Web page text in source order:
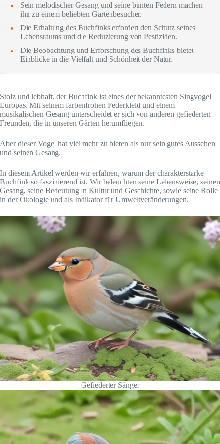
Sein melodischer Gesang und seine bunten Federn machen
ihn zu einem beliebten Gartenbesucher.
Die Erhaltung des Buchfinks erfordert den Schutz seines
Lebensraums und die Reduzierung von Pestiziden.
Die Beobachtung und Erforschung des Buchfinks bietet
Einblicke in die Vielfalt und Schönheit der Natur.
Stolz und lebhaft, der Buchfink ist eines der bekanntesten Singvogel
Europas. Mit seinem farbenfrohen Federkleid und einem
musikalischen Gesang unterscheidet er sich von anderen gefiederten
Freunden, die in unseren Gärten herumfliegen.
Aber dieser Vogel hat viel mehr zu bieten als nur sein gutes Aussehen
und seinen Gesang.
In diesem Artikel werden wir erfahren, warum der charakterstarke
Buchfink so faszinierend ist. Wir beleuchten seine Lebensweise, seinen
Gesang, seine Bedeutung in Kultur und Geschichte, sowie seine Rolle
in der Ökologie und als Indikator für Umweltveränderungen.
Gefiederter Sänger